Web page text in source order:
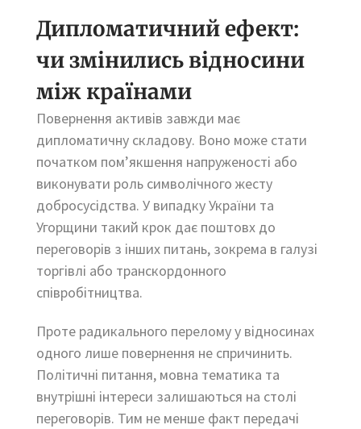
Дипломатичний ефект:
чи змінились відносини
між країнами
Повернення активів завжди має
дипломатичну складову. Воно може стати
початком пом’якшення напруженості або
виконувати роль символічного жесту
добросусідства. У випадку України та
Угорщини такий крок дає поштовх до
переговорів з інших питань, зокрема в галузі
торгівлі або транскордонного
співробітництва.
Проте радикального перелому у відносинах
одного лише повернення не спричинить.
Політичні питання, мовна тематика та
внутрішні інтереси залишаються на столі
переговорів. Тим не менше факт передачі